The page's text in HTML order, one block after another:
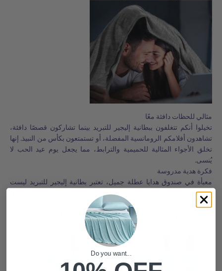
مثالي للحظات دافئة معًا
تخيلوا أنكم تتغلفون ببطانية إليجير للتبريد بينما تشاركون قصصًا دافئة،
تشاهدون أفلامكم الرومانسية المفضلة، أو تستمتعون بكأس من النبيذ. إنها
تخلق الأجواء المثالية للحميمية والترابط، مما يجعل يوم عيد الحب لا
يُنسى.
فكرة هدية مدروسة
معبأة في صندوق هدايا عطلة جميل، تعتبر بطانية إليجير للتبريد ليست
مجرد هدية عملية ولكنها أيضًا لفتة حب تقول أنك تريد لهم أن يشعروا
بأقصى درجات الراحة. في يوم عيد الحب هذا، قدم لشريكك أكثر من
مجرد زهور أو شوكولاتة. امنحهم هدية الراحة والاسترخاء.
Do you want...